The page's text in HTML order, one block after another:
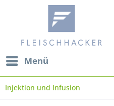
Menü
Injektion und Infusion